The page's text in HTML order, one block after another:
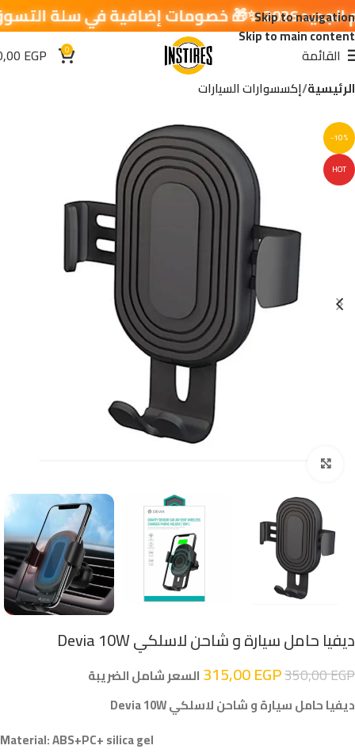
Skip to navigation
Skip to main content
القائمة 0
EGP
الرئيسية إكسسوارات السيارات
-10%
HOT
ديفيا حامل سيارة و شاحن لاسلكي Devia 10W
350,00EGP
315,00EGP
السعر شامل الضريبة
ديفيا حامل سيارة و شاحن لاسلكي Devia 10W
Material: ABS+PC+ silica gel